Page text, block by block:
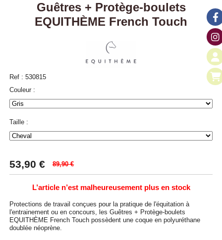
Guêtres + Protège-boulets
EQUITHÈME French Touch
Ref : 530815
Couleur :
Taille :
53,90 € 89,90 €
L’article n’est malheureusement plus en stock
Protections de travail conçues pour la pratique de l'équitation à
l'entrainement ou en concours, les Guêtres + Protège-boulets
EQUITHÈME French Touch possèdent une coque en polyuréthane
doublée néoprène.